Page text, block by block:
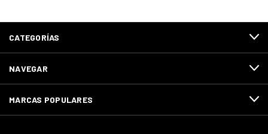
CATEGORÍAS
NAVEGAR
MARCAS POPULARES